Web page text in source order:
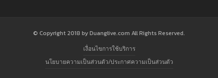
© Copyright 2018 by Duanglive.com All Rights Reserved.
เงื่อนไขการใช้บริการ
นโยบายความเป็นส่วนตัว/ประกาศความเป็นส่วนตัว